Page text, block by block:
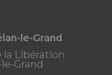
le-Grand
la Libération
Grand